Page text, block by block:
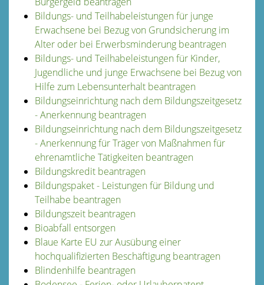
Bildungs- und Teilhabeleistungen für junge
Erwachsene bei Bezug von Grundsicherung im
Alter oder bei Erwerbsminderung beantragen
Bildungs- und Teilhabeleistungen für Kinder,
Jugendliche und junge Erwachsene bei Bezug von
Hilfe zum Lebensunterhalt beantragen
Bildungseinrichtung nach dem Bildungszeitgesetz
- Anerkennung beantragen
Bildungseinrichtung nach dem Bildungszeitgesetz
- Anerkennung für Träger von Maßnahmen für
ehrenamtliche Tätigkeiten beantragen
Bildungskredit beantragen
Bildungspaket - Leistungen für Bildung und
Teilhabe beantragen
Bildungszeit beantragen
Bioabfall entsorgen
Blaue Karte EU zur Ausübung einer
hochqualifizierten Beschäftigung beantragen
Blindenhilfe beantragen